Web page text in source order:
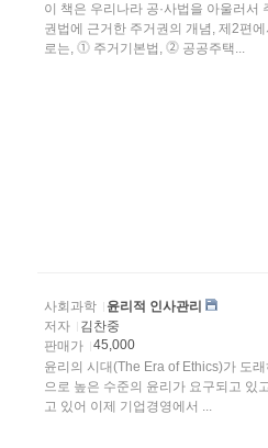
이 책은 우리나라 공·사법을 아울러
권법에 근거한 주거권의 개념, 제2편
로는, ⓵ 주거기본법, ⓶ 공공주택...
사회과학
윤리적 인사관리
저자
김찬중
판매가
45,000
윤리의 시대(The Era of Ethics)가 도
으로 높은 수준의 윤리가 요구되고 있
고 있어 이제 기업경영에서 ...